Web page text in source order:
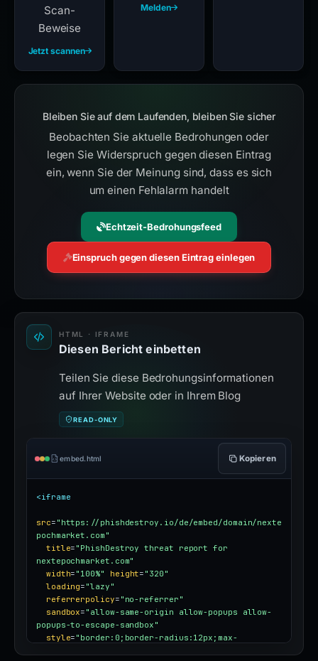
Scan-
Beweise
Jetzt scannen
Melden
Bleiben Sie auf dem Laufenden, bleiben Sie sicher
Beobachten Sie aktuelle Bedrohungen oder
legen Sie Widerspruch gegen diesen Eintrag
ein, wenn Sie der Meinung sind, dass es sich
um einen Fehlalarm handelt
Echtzeit-Bedrohungsfeed
Einspruch gegen diesen Eintrag einlegen
HTML · IFRAME
Diesen Bericht einbetten
Teilen Sie diese Bedrohungsinformationen
auf Ihrer Website oder in Ihrem Blog
READ-ONLY
embed.html Kopieren
<iframe
src= "https://phishdestroy.io/de/embed/domain/nexte
pochmarket.com"
title= "PhishDestroy threat report for
nextepochmarket.com"
width= "100%" height= "320"
loading= "lazy"
referrerpolicy= "no-referrer"
sandbox= "allow-same-origin allow-popups allow-
popups-to-escape-sandbox"
style= "border:0;border-radius:12px;max-